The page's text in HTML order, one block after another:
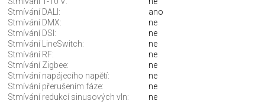
Stmívání DALI:
ano
Stmívání DMX:
ne
Stmívání DSI:
ne
Stmívání LineSwitch:
ne
Stmívání RF:
ne
Stmívání Zigbee:
ne
Stmívání napájecího napětí:
ne
Stmívání přerušením fáze:
ne
Stmívání redukcí sinusových vln:
ne